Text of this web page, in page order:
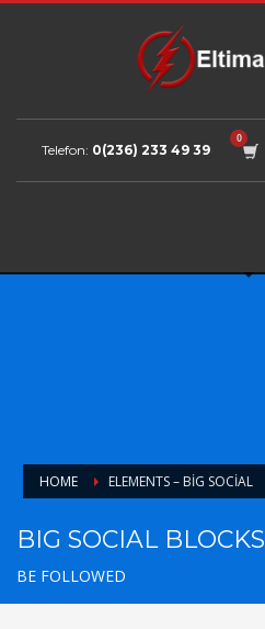
Telefon: 0(236) 233 49 39
HOME ELEMENTS – BIG SOCIAL
BIG SOCIAL BLOCKS
BE FOLLOWED